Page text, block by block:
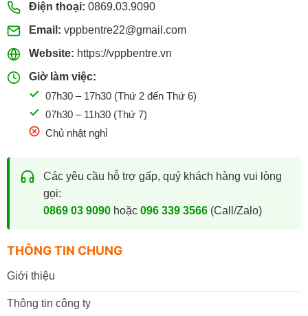
Điện thoại: 0869.03.9090
Email: vppbentre22@gmail.com
Website: https://vppbentre.vn
Giờ làm việc:
07h30 – 17h30 (Thứ 2 đến Thứ 6)
07h30 – 11h30 (Thứ 7)
Chủ nhật nghỉ
Các yêu cầu hỗ trợ gấp, quý khách hàng vui lòng
gọi:
0869 03 9090hoặc 096 339 3566(Call/Zalo)
THÔNG TIN CHUNG
Giới thiệu
Thông tin công ty